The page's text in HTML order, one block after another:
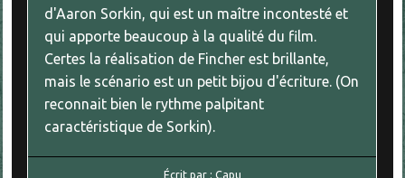
d'Aaron Sorkin, qui est un maître incontesté et
qui apporte beaucoup à la qualité du film.
Certes la réalisation de Fincher est brillante,
mais le scénario est un petit bijou d'écriture. (On
reconnait bien le rythme palpitant
caractéristique de Sorkin).
Écrit par : Capu